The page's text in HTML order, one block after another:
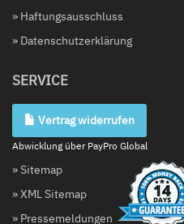
» Haftungsausschluss
» Datenschutzerklärung
SERVICE
Vertrag widerrufen
Abwicklung über PayPro Global
» Sitemap
» XML Sitemap
» Pressemeldungen